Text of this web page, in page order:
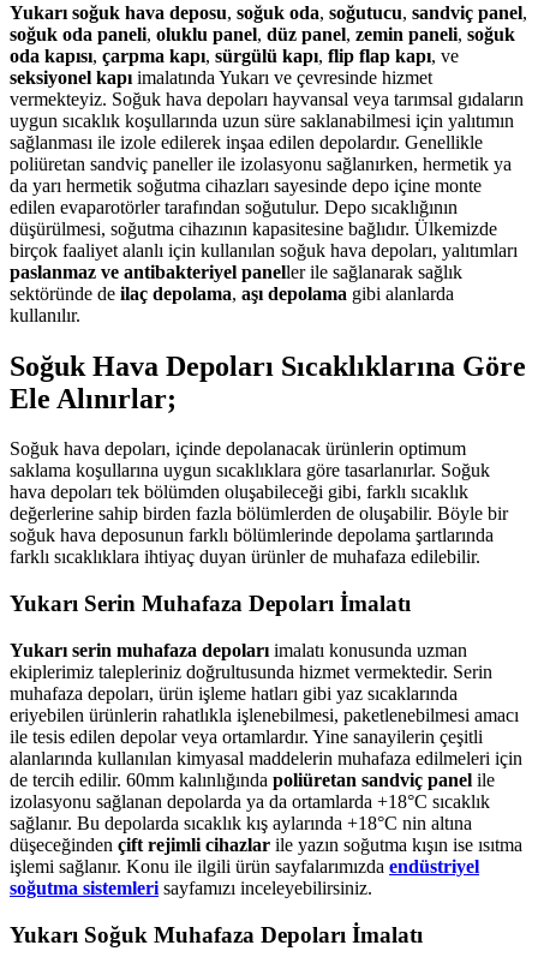
Yukarı soğuk hava deposu, soğuk oda, soğutucu, sandviç panel,
soğuk oda paneli, oluklu panel, düz panel, zemin paneli, soğuk
oda kapısı, çarpma kapı, sürgülü kapı, flip flap kapı, ve
seksiyonel kapı imalatında Yukarı ve çevresinde hizmet
vermekteyiz. Soğuk hava depoları hayvansal veya tarımsal gıdaların
uygun sıcaklık koşullarında uzun süre saklanabilmesi için yalıtımın
sağlanması ile izole edilerek inşaa edilen depolardır. Genellikle
poliüretan sandviç paneller ile izolasyonu sağlanırken, hermetik ya
da yarı hermetik soğutma cihazları sayesinde depo içine monte
edilen evaparotörler tarafından soğutulur. Depo sıcaklığının
düşürülmesi, soğutma cihazının kapasitesine bağlıdır. Ülkemizde
birçok faaliyet alanlı için kullanılan soğuk hava depoları, yalıtımları
paslanmaz ve antibakteriyel paneller ile sağlanarak sağlık
sektöründe de ilaç depolama, aşı depolama gibi alanlarda
kullanılır.
Soğuk Hava Depoları Sıcaklıklarına Göre
Ele Alınırlar;
Soğuk hava depoları, içinde depolanacak ürünlerin optimum
saklama koşullarına uygun sıcaklıklara göre tasarlanırlar. Soğuk
hava depoları tek bölümden oluşabileceği gibi, farklı sıcaklık
değerlerine sahip birden fazla bölümlerden de oluşabilir. Böyle bir
soğuk hava deposunun farklı bölümlerinde depolama şartlarında
farklı sıcaklıklara ihtiyaç duyan ürünler de muhafaza edilebilir.
Yukarı Serin Muhafaza Depoları İmalatı
Yukarı serin muhafaza depoları imalatı konusunda uzman
ekiplerimiz talepleriniz doğrultusunda hizmet vermektedir. Serin
muhafaza depoları, ürün işleme hatları gibi yaz sıcaklarında
eriyebilen ürünlerin rahatlıkla işlenebilmesi, paketlenebilmesi amacı
ile tesis edilen depolar veya ortamlardır. Yine sanayilerin çeşitli
alanlarında kullanılan kimyasal maddelerin muhafaza edilmeleri için
de tercih edilir. 60mm kalınlığında poliüretan sandviç panel ile
izolasyonu sağlanan depolarda ya da ortamlarda +18°C sıcaklık
sağlanır. Bu depolarda sıcaklık kış aylarında +18°C nin altına
düşeceğinden çift rejimli cihazlar ile yazın soğutma kışın ise ısıtma
işlemi sağlanır. Konu ile ilgili ürün sayfalarımızda endüstriyel
soğutma sistemleri sayfamızı inceleyebilirsiniz.
Yukarı Soğuk Muhafaza Depoları İmalatı